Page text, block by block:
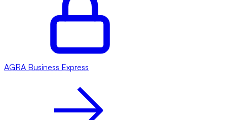
AGRA Business Express